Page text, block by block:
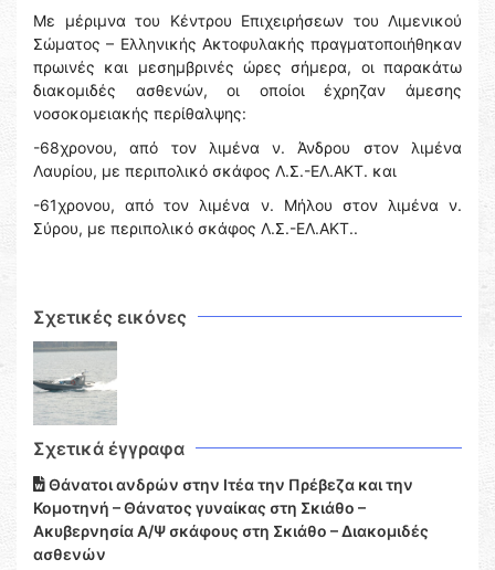
Με μέριμνα του Κέντρου Επιχειρήσεων του Λιμενικού
Σώματος – Ελληνικής Ακτοφυλακής πραγματοποιήθηκαν
πρωινές και μεσημβρινές ώρες σήμερα, οι παρακάτω
διακομιδές ασθενών, οι οποίοι έχρηζαν άμεσης
νοσοκομειακής περίθαλψης:
-68χρονου, από τον λιμένα ν. Άνδρου στον λιμένα
Λαυρίου, με περιπολικό σκάφος Λ.Σ.-ΕΛ.ΑΚΤ. και
-61χρονου, από τον λιμένα ν. Μήλου στον λιμένα ν.
Σύρου, με περιπολικό σκάφος Λ.Σ.-ΕΛ.ΑΚΤ..
Σχετικές εικόνες
Σχετικά έγγραφα
Θάνατοι ανδρών στην Ιτέα την Πρέβεζα και την
Κομοτηνή – Θάνατος γυναίκας στη Σκιάθο –
Ακυβερνησία Α/Ψ σκάφους στη Σκιάθο – Διακομιδές
ασθενών